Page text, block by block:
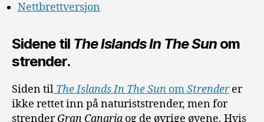
Nettbrettversjon
Sidene til The Islands In The Sun om
strender.
Siden til The Islands In The Sun omStrenderer
ikke rettet inn på naturiststrender, men for
strenderGran Canaria og de øvrige øyene. Hvis